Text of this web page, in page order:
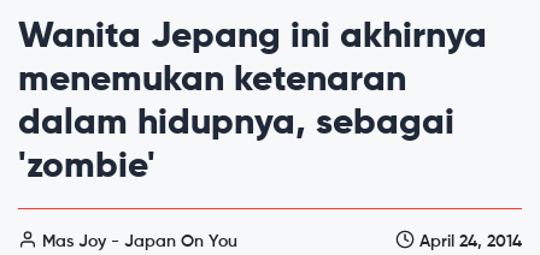
Wanita Jepang ini akhirnya
menemukan ketenaran
dalam hidupnya, sebagai
'zombie'
Mas Joy - Japan On You April 24, 2014